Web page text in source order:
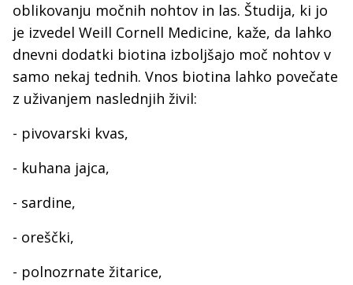
oblikovanju močnih nohtov in las. Študija, ki jo
je izvedel Weill Cornell Medicine, kaže, da lahko
dnevni dodatki biotina izboljšajo moč nohtov v
samo nekaj tednih. Vnos biotina lahko povečate
z uživanjem naslednjih živil:
- pivovarski kvas,
- kuhana jajca,
- sardine,
- oreščki,
- polnozrnate žitarice,